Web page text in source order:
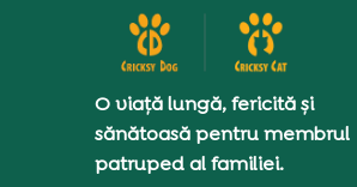
O viață lungă, fericită și
sănătoasă pentru membrul
patruped al familiei.